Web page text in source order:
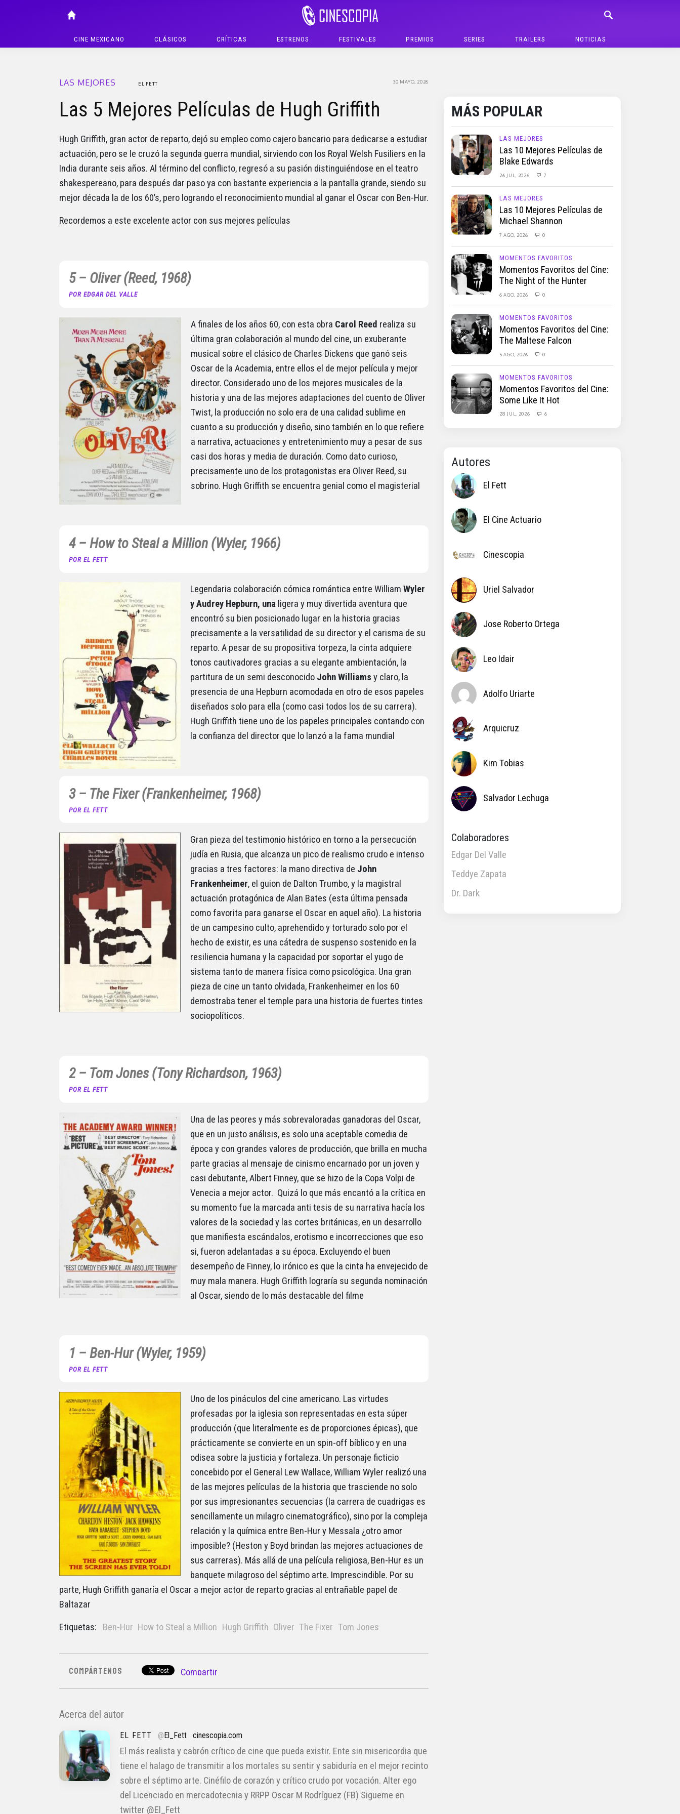
CINE MEXICANO CLÁSICOS CRÍTICAS ESTRENOS FESTIVALES PREMIOS SERIES TRAILERS NOTICIAS
LAS MEJORES 30 MAYO, 2026
EL FETT
Las 5 Mejores Películas de Hugh Griffith
Hugh Griffith, gran actor de reparto, dejó su empleo como cajero bancario para dedicarse a estudiar
actuación, pero se le cruzó la segunda guerra mundial, sirviendo con los Royal Welsh Fusiliers en la
India durante seis años. Al término del conflicto, regresó a su pasión distinguiéndose en el teatro
shakespereano, para después dar paso ya con bastante experiencia a la pantalla grande, siendo su
mejor década la de los 60’s, pero logrando el reconocimiento mundial al ganar el Oscar con Ben-Hur.
Recordemos a este excelente actor con sus mejores películas
5 – Oliver (Reed, 1968)
POR EDGAR DEL VALLE
A finales de los años 60, con esta obra Carol Reed realiza su
última gran colaboración al mundo del cine, un exuberante
musical sobre el clásico de Charles Dickens que ganó seis
Oscar de la Academia, entre ellos el de mejor película y mejor
director. Considerado uno de los mejores musicales de la
historia y una de las mejores adaptaciones del cuento de Oliver
Twist, la producción no solo era de una calidad sublime en
cuanto a su producción y diseño, sino también en lo que refiere
a narrativa, actuaciones y entretenimiento muy a pesar de sus
casi dos horas y media de duración. Como dato curioso,
precisamente uno de los protagonistas era Oliver Reed, su
sobrino. Hugh Griffith se encuentra genial como el magisterial
4 – How to Steal a Million (Wyler, 1966)
POR EL FETT
Legendaria colaboración cómica romántica entre William Wyler
y Audrey Hepburn, una ligera y muy divertida aventura que
encontró su bien posicionado lugar en la historia gracias
precisamente a la versatilidad de su director y el carisma de su
reparto. A pesar de su propositiva torpeza, la cinta adquiere
tonos cautivadores gracias a su elegante ambientación, la
partitura de un semi desconocido John Williams y claro, la
presencia de una Hepburn acomodada en otro de esos papeles
diseñados solo para ella (como casi todos los de su carrera).
Hugh Griffith tiene uno de los papeles principales contando con
la confianza del director que lo lanzó a la fama mundial
3 – The Fixer (Frankenheimer, 1968)
POR EL FETT
Gran pieza del testimonio histórico en torno a la persecución
judía en Rusia, que alcanza un pico de realismo crudo e intenso
gracias a tres factores: la mano directiva de John
Frankenheimer, el guion de Dalton Trumbo, y la magistral
actuación protagónica de Alan Bates (esta última pensada
como favorita para ganarse el Oscar en aquel año). La historia
de un campesino culto, aprehendido y torturado solo por el
hecho de existir, es una cátedra de suspenso sostenido en la
resiliencia humana y la capacidad por soportar el yugo de
sistema tanto de manera física como psicológica. Una gran
pieza de cine un tanto olvidada, Frankenheimer en los 60
demostraba tener el temple para una historia de fuertes tintes
sociopolíticos.
2 – Tom Jones (Tony Richardson, 1963)
POR EL FETT
Una de las peores y más sobrevaloradas ganadoras del Oscar,
que en un justo análisis, es solo una aceptable comedia de
época y con grandes valores de producción, que brilla en mucha
parte gracias al mensaje de cinismo encarnado por un joven y
casi debutante, Albert Finney, que se hizo de la Copa Volpi de
Venecia a mejor actor. Quizá lo que más encantó a la crítica en
su momento fue la marcada anti tesis de su narrativa hacía los
valores de la sociedad y las cortes británicas, en un desarrollo
que manifiesta escándalos, erotismo e incorrecciones que eso
si, fueron adelantadas a su época. Excluyendo el buen
desempeño de Finney, lo irónico es que la cinta ha envejecido de
muy mala manera. Hugh Griffith lograría su segunda nominación
al Oscar, siendo de lo más destacable del filme
1 – Ben-Hur (Wyler, 1959)
POR EL FETT
Uno de los pináculos del cine americano. Las virtudes
profesadas por la iglesia son representadas en esta súper
producción (que literalmente es de proporciones épicas), que
prácticamente se convierte en un spin-off bíblico y en una
odisea sobre la justicia y fortaleza. Un personaje ficticio
concebido por el General Lew Wallace, William Wyler realizó una
de las mejores películas de la historia que trasciende no solo
por sus impresionantes secuencias (la carrera de cuadrigas es
sencillamente un milagro cinematográfico), sino por la compleja
relación y la química entre Ben-Hur y Messala ¿otro amor
imposible? (Heston y Boyd brindan las mejores actuaciones de
sus carreras). Más allá de una película religiosa, Ben-Hur es un
banquete milagroso del séptimo arte. Imprescindible. Por su
parte, Hugh Griffith ganaría el Oscar a mejor actor de reparto gracias al entrañable papel de
Baltazar
Etiquetas: Ben-Hur How to Steal a Million Hugh Griffith Oliver The Fixer Tom Jones
COMPÁRTENOS Compartir
Acerca del autor
EL FETT @El_Fett cinescopia.com
El más realista y cabrón crítico de cine que pueda existir. Ente sin misericordia que
tiene el halago de transmitir a los mortales su sentir y sabiduría en el mejor recinto
sobre el séptimo arte. Cinéfilo de corazón y crítico crudo por vocación. Alter ego
del Licenciado en mercadotecnia y RRPP Oscar M Rodríguez (FB) Sigueme en
twitter @El_Fett
MÁS POPULAR
LAS MEJORES
Las 10 Mejores Películas de
Blake Edwards
26 JUL, 2026 7
LAS MEJORES
Las 10 Mejores Películas de
Michael Shannon
7 AGO, 2026 0
MOMENTOS FAVORITOS
Momentos Favoritos del Cine:
The Night of the Hunter
6 AGO, 2026 0
MOMENTOS FAVORITOS
Momentos Favoritos del Cine:
The Maltese Falcon
5 AGO, 2026 0
MOMENTOS FAVORITOS
Momentos Favoritos del Cine:
Some Like It Hot
28 JUL, 2026 6
Autores
El Fett
El Cine Actuario
Cinescopia
Uriel Salvador
Jose Roberto Ortega
Leo Idair
Adolfo Uriarte
Arquicruz
Kim Tobias
Salvador Lechuga
Colaboradores
Edgar Del Valle
Teddye Zapata
Dr. Dark